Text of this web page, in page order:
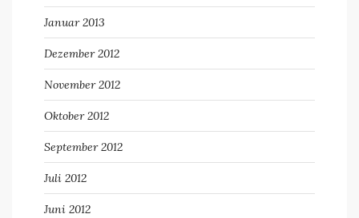
Januar 2013
Dezember 2012
November 2012
Oktober 2012
September 2012
Juli 2012
Juni 2012